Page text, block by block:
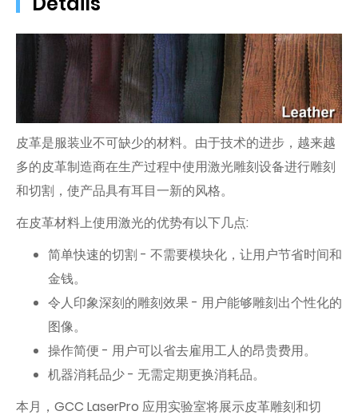
皮革是服装业不可缺少的材料。由于技术的进步，越来越
多的皮革制造商在生产过程中使用激光雕刻设备进行雕刻
和切割，使产品具有耳目一新的风格。
在皮革材料上使用激光的优势有以下几点:
简单快速的切割 - 不需要模块化，让用户节省时间和
金钱。
令人印象深刻的雕刻效果 - 用户能够雕刻出个性化的
图像。
操作简便 - 用户可以省去雇用工人的昂贵费用。
机器消耗品少 - 无需定期更换消耗品。
本月，GCC LaserPro 应用实验室将展示皮革雕刻和切